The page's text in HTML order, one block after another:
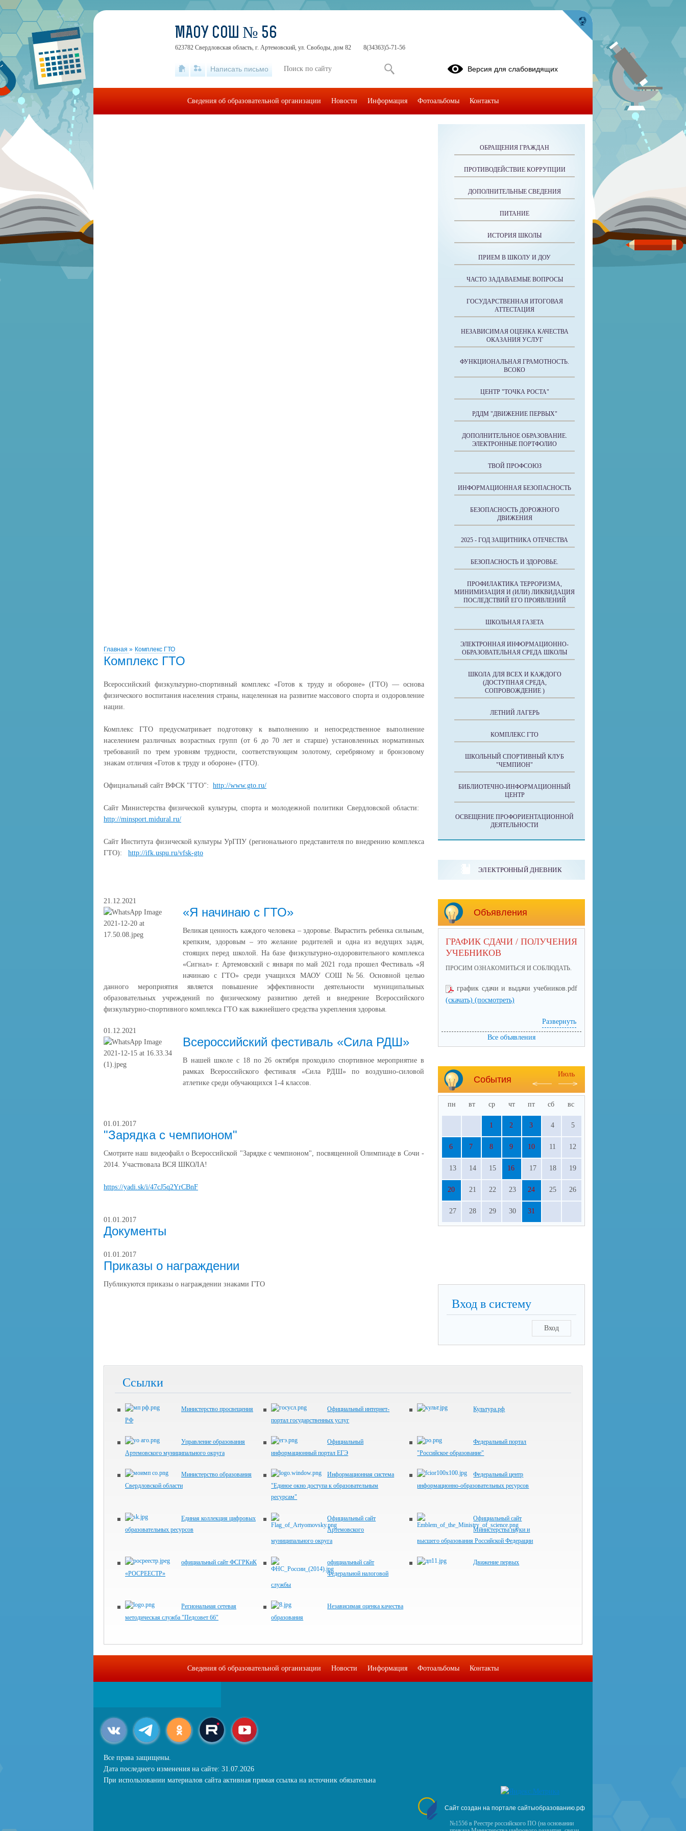
Главная » Комплекс ГТО
Комплекс ГТО
Всероссийский физкультурно-спортивный комплекс «Готов к труду и обороне» (ГТО) — основа
физического воспитания населения страны, нацеленная на развитие массового спорта и оздоровление
нации.
Комплекс ГТО предусматривает подготовку к выполнению и непосредственное выполнение
населением различных возрастных групп (от 6 до 70 лет и старше) установленных нормативных
требований по трем уровням трудности, соответствующим золотому, серебряному и бронзовому
знакам отличия «Готов к труду и обороне» (ГТО).
Официальный сайт ВФСК "ГТО": http://www.gto.ru/
Сайт Министерства физической культуры, спорта и молодежной политики Свердловской области:
http://minsport.midural.ru/
Сайт Института физической культуры УрГПУ (регионального представителя по внедрению комплекса
ГТО): http://ifk.uspu.ru/vfsk-gto
21.12.2021
«Я начинаю с ГТО»
Великая ценность каждого человека – здоровье. Вырастить ребенка сильным,
крепким, здоровым – это желание родителей и одна из ведущих задач,
стоящих перед школой. На базе физкультурно-оздоровительного комплекса
«Сигнал» г. Артемовский с января по май 2021 года прошел Фестиваль «Я
начинаю с ГТО» среди учащихся МАОУ СОШ №56. Основной целью
данного мероприятия является повышение эффективности деятельности муниципальных
образовательных учреждений по физическому развитию детей и внедрение Всероссийского
физкультурно-спортивного комплекса ГТО как важнейшего средства укрепления здоровья.
01.12.2021
Всероссийский фестиваль «Сила РДШ»
В нашей школе с 18 по 26 октября проходило спортивное мероприятие в
рамках Всероссийского фестиваля «Сила РДШ» по воздушно-силовой
атлетике среди обучающихся 1-4 классов.
01.01.2017
"Зарядка с чемпионом"
Смотрите наш видеофайл о Всероссийской "Зарядке с чемпионом", посвященной Олимпиаде в Сочи -
2014. Участвовала ВСЯ ШКОЛА!
https://yadi.sk/i/47cJ5q2YrCBnF
01.01.2017
Документы
01.01.2017
Приказы о награждении
Публикуются приказы о награждении знаками ГТО
ОБРАЩЕНИЯ ГРАЖДАН
ПРОТИВОДЕЙСТВИЕ КОРРУПЦИИ
ДОПОЛНИТЕЛЬНЫЕ СВЕДЕНИЯ
ПИТАНИЕ
ИСТОРИЯ ШКОЛЫ
ПРИЕМ В ШКОЛУ И ДОУ
ЧАСТО ЗАДАВАЕМЫЕ ВОПРОСЫ
ГОСУДАРСТВЕННАЯ ИТОГОВАЯ
АТТЕСТАЦИЯ
НЕЗАВИСИМАЯ ОЦЕНКА КАЧЕСТВА
ОКАЗАНИЯ УСЛУГ
ФУНКЦИОНАЛЬНАЯ ГРАМОТНОСТЬ.
ВСОКО
ЦЕНТР "ТОЧКА РОСТА"
РДДМ "ДВИЖЕНИЕ ПЕРВЫХ"
ДОПОЛНИТЕЛЬНОЕ ОБРАЗОВАНИЕ.
ЭЛЕКТРОННЫЕ ПОРТФОЛИО
ТВОЙ ПРОФСОЮЗ
ИНФОРМАЦИОННАЯ БЕЗОПАСНОСТЬ
БЕЗОПАСНОСТЬ ДОРОЖНОГО
ДВИЖЕНИЯ
2025 - ГОД ЗАЩИТНИКА ОТЕЧЕСТВА
БЕЗОПАСНОСТЬ И ЗДОРОВЬЕ.
ПРОФИЛАКТИКА ТЕРРОРИЗМА,
МИНИМИЗАЦИЯ И (ИЛИ) ЛИКВИДАЦИЯ
ПОСЛЕДСТВИЙ ЕГО ПРОЯВЛЕНИЙ
ШКОЛЬНАЯ ГАЗЕТА
ЭЛЕКТРОННАЯ ИНФОРМАЦИОННО-
ОБРАЗОВАТЕЛЬНАЯ СРЕДА ШКОЛЫ
ШКОЛА ДЛЯ ВСЕХ И КАЖДОГО
(ДОСТУПНАЯ СРЕДА,
СОПРОВОЖДЕНИЕ )
ЛЕТНИЙ ЛАГЕРЬ
КОМПЛЕКС ГТО
ШКОЛЬНЫЙ СПОРТИВНЫЙ КЛУБ
"ЧЕМПИОН"
БИБЛИОТЕЧНО-ИНФОРМАЦИОННЫЙ
ЦЕНТР
ОСВЕЩЕНИЕ ПРОФОРИЕНТАЦИОННОЙ
ДЕЯТЕЛЬНОСТИ
ЭЛЕКТРОННЫЙ ДНЕВНИК
Объявления
ГРАФИК СДАЧИ / ПОЛУЧЕНИЯ
УЧЕБНИКОВ
ПРОСИМ ОЗНАКОМИТЬСЯ И СОБЛЮДАТЬ.
график сдачи и выдачи учебников.pdf
(скачать) (посмотреть)
Развернуть
Все объявления
События
Июль
пн вт ср чт пт сб вс
1 2 3 4 5
6 7 8 9 10 11 12
13 14 15 16 17 18 19
20 21 22 23 24 25 26
27 28 29 30 31
Вход в систему
Вход
Ссылки
Министерство просвещения
РФ
Официальный интернет-
портал государственных услуг
Культура.рф
Управление образования
Артемовского муниципального округа
Официальный
информационный портал ЕГЭ
Федеральный портал
"Российское образование"
Министерство образования
Свердловской области
Информационная система
"Единое окно доступа к образовательным
ресурсам"
Федеральный центр
информационно-образовательных ресурсов
Единая коллекция цифровых
образовательных ресурсов
Официальный сайт
Артемовского
муниципального округа
Официальный сайт
Министерства науки и
высшего образования Российской Федерации
официальный сайт ФСГРКиК
«РОСРЕЕСТР»
официальный сайт
Федеральной налоговой
службы
Движение первых
Региональная сетевая
методическая служба "Педсовет 66"
Независимая оценка качества
образования
МАОУ СОШ № 56
623782 Свердловская область, г. Артемовский, ул. Свободы, дом 82 8(34363)5-71-56
Написать письмо Версия для слабовидящих
Сведения об образовательной организации Новости Информация Фотоальбомы Контакты
Сведения об образовательной организации Новости Информация Фотоальбомы Контакты
Все права защищены.
Дата последнего изменения на сайте: 31.07.2026
При использовании материалов сайта активная прямая ссылка на источник обязательна
Сайт создан на портале сайтыобразованию.рф
№1556 в Реестре российского ПО (на основании